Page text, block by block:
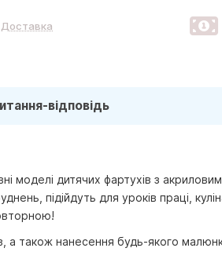
Доставка
відповідь
моделі дитячих фартухів з
підійдуть для уроків праці,
а також нанесення будь-якого